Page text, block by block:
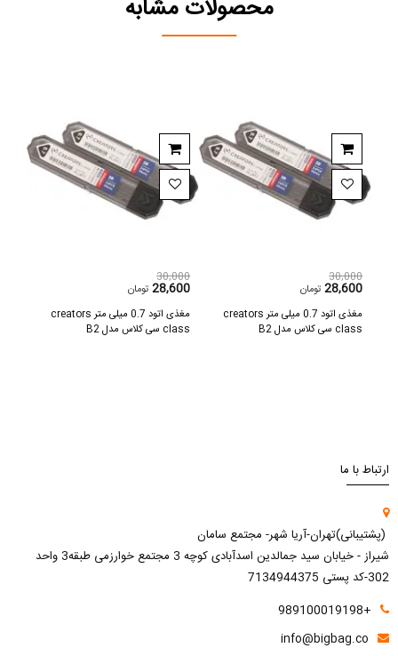
محصولات مشابه
30,000
28,600 تومان
مغذی اتود 0.7 میلی متر creators
class سی کلاس مدل B2
30,000
28,600 تومان
مغذی اتود 0.7 میلی متر creators
class سی کلاس مدل B2
ارتباط با ما
(پشتیبانی)تهران-آریا شهر- مجتمع سامان
شیراز - خیابان سید جمالدین اسدآبادی کوچه 3 مجتمع خوارزمی طبقه3 واحد
302-کد پستی 7134944375
+989100019198
info@bigbag.co